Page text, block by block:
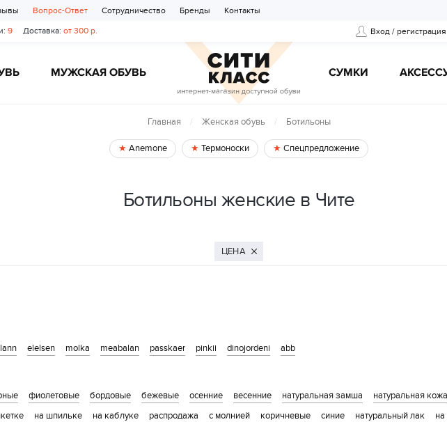
Вход / регистрация
МУЖСКАЯ ОБУВЬ CУМКИ
9 Доставка: от 300 р.
Вопрос-Ответ Сотрудничество Бренды Контакты
Главная Женская обувь Ботильоны
Anemone Термоноски Спецпредложение
Ботильоны женские в Чите
ЦЕНА
elelsen molka meabalan passkaer pinkii dinojordeni abb
фиолетовые бордовые бежевые осенние весенние натуральная замша натуральная кожа
на шпильке на каблуке распродажа с молнией коричневые синие натуральный лак